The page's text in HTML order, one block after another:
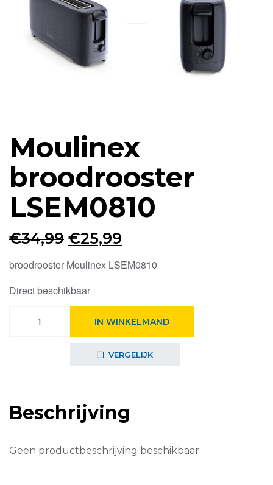
Moulinex
broodrooster
LSEM0810
€34,99 Oorspronkelijke
prijs
€34,99.
€25,99
prijs
€25,99.
broodrooster Moulinex LSEM0810
Direct beschikbaar
broodrooster
IN WINKELMAND
VERGELIJK
Beschrijving
Geen productbeschrijving beschikbaar.